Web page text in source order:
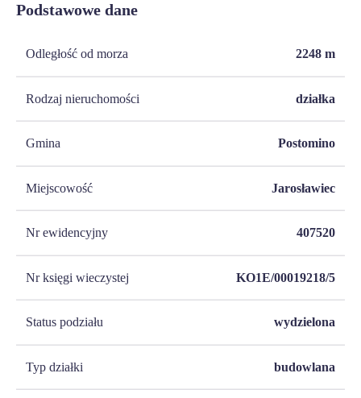
Podstawowe dane
Odległość od morza 2248 m
Rodzaj nieruchomości działka
Gmina Postomino
Miejscowość Jarosławiec
Nr ewidencyjny 407520
Nr księgi wieczystej KO1E/00019218/5
Status podziału wydzielona
Typ działki budowlana